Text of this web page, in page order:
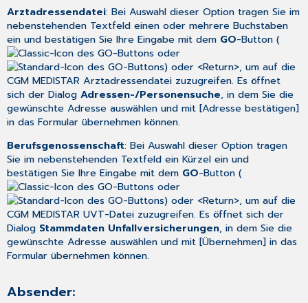
Arztadressendatei: Bei Auswahl dieser Option tragen Sie im
nebenstehenden Textfeld einen oder mehrere Buchstaben
ein und bestätigen Sie Ihre Eingabe mit dem GO-Button (
oder
) oder <Return>, um auf die
CGM MEDISTARArztadressendatei zuzugreifen. Es öffnet
sich der DialogAdressen-/Personensuche, in dem Sie die
gewünschte Adresse auswählen und mit [Adresse bestätigen]
in das Formular übernehmen können.
Berufsgenossenschaft: Bei Auswahl dieser Option tragen
Sie im nebenstehenden Textfeld ein Kürzel ein und
bestätigen Sie Ihre Eingabe mit dem GO-Button (
oder
) oder <Return>, um auf die
CGM MEDISTARUVT-Datei zuzugreifen. Es öffnet sich der
Dialog Stammdaten Unfallversicherungen, in dem Sie die
gewünschte Adresse auswählen und mit [Übernehmen] in das
Formular übernehmen können.
Absender: